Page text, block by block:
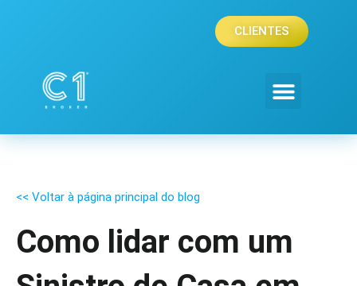
CLIENTES
<< Voltar à página principal do blog
Como lidar com um